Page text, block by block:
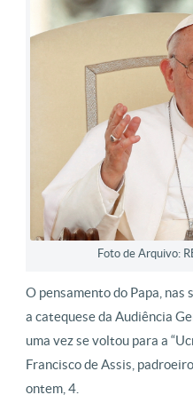
Foto de Arquivo:
O pensamento do Papa, nas
a catequese da Audiência
uma vez se voltou para a
Francisco de Assis,
ontem, 4.